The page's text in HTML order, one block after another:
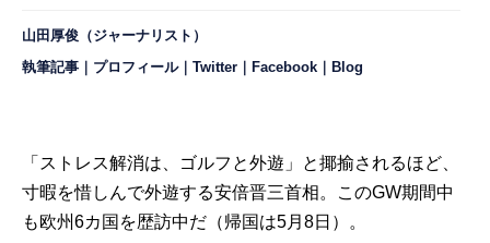
山田厚俊（ジャーナリスト）
執筆記事
プロフィール｜Twitter Facebook Blog
「ストレス解消は、ゴルフと外遊」と揶揄されるほど、
寸暇を惜しんで外遊する安倍晋三首相。このGW期間中
も欧州6カ国を歴訪中だ（帰国は5月8日）。